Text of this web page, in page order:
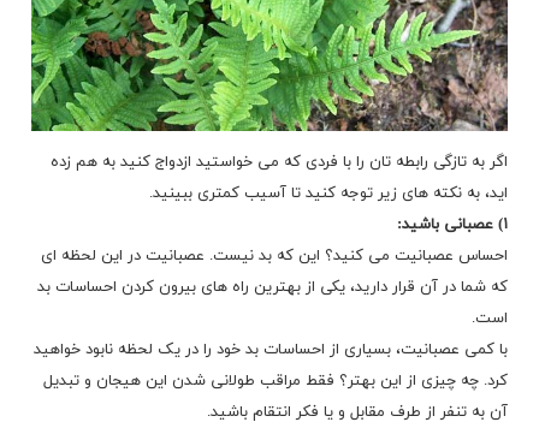
اگر به تازگی رابطه تان را با فردی که می خواستید ازدواج کنید به هم زده
اید، به نکته های زیر توجه کنید تا آسیب کمتری ببینید.
۱) عصبانی باشید:
احساس عصبانیت می کنید؟ این که بد نیست. عصبانیت در این لحظه ای
که شما در آن قرار دارید، یکی از بهترین راه های بیرون کردن احساسات بد
است.
با کمی عصبانیت، بسیاری از احساسات بد خود را در یک لحظه نابود خواهید
کرد. چه چیزی از این بهتر؟ فقط مراقب طولانی شدن این هیجان و تبدیل
آن به تنفر از طرف مقابل و یا فکر انتقام باشید.